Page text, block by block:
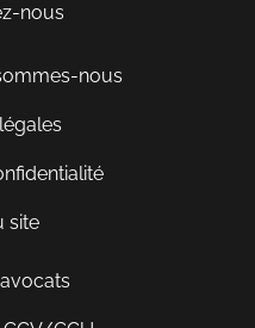
nous
nous
site